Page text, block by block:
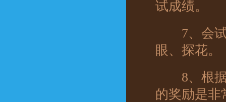
试成绩。
7、会试
眼、探花。
8、根据
的奖励是非